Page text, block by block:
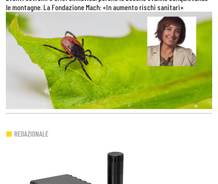
le montagne. La Fondazione Mach: «In aumento rischi sanitari»